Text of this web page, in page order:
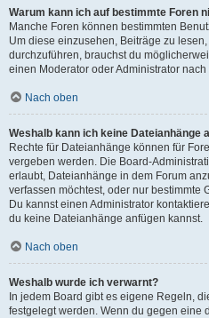
Warum kann ich auf bestimmte Foren
Manche Foren können bestimmten
Um diese einzusehen, Beiträge zu
durchzuführen, brauchst du
einen Moderator oder Administrator
Nach oben
Weshalb kann ich keine Dateianhänge
Rechte für Dateianhänge können für
vergeben werden. Die Board-
erlaubt, Dateianhänge in dem Forum
verfassen möchtest, oder nur bestimmte
Du kannst einen Administrator
du keine Dateianhänge anfügen kannst.
Nach oben
Weshalb wurde ich verwarnt?
In jedem Board gibt es eigene Regeln,
festgelegt werden. Wenn du gegen eine